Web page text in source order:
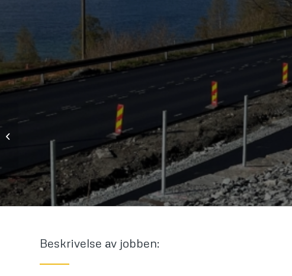
Beskrivelse av jobben: